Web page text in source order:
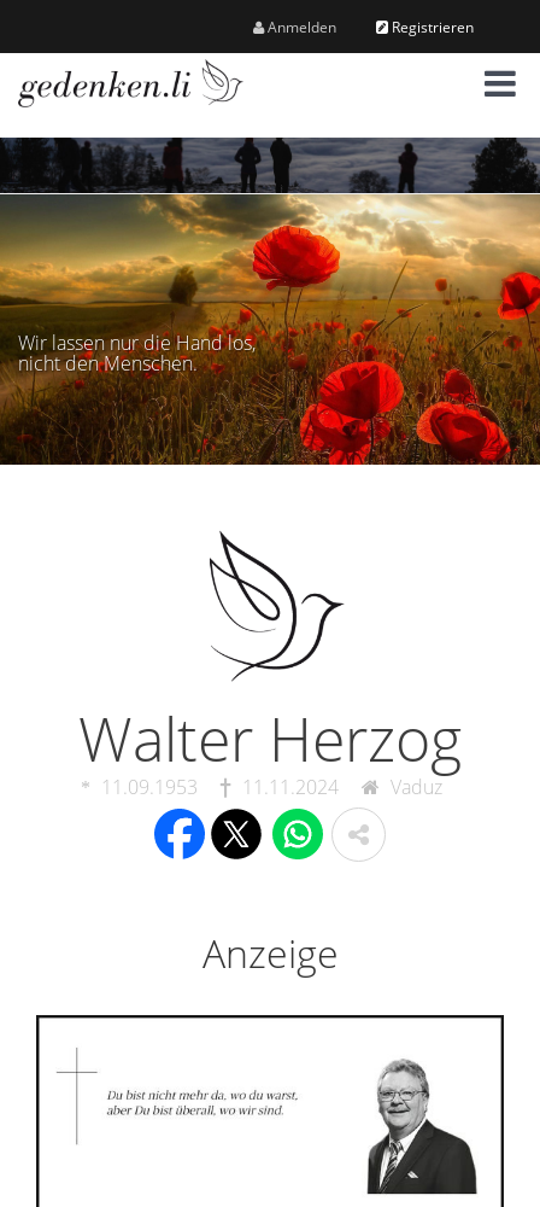
Anmelden Registrieren
M
e
n
ü
Wir lassen nur die Hand los,
nicht den Menschen.
Walter Herzog
11.09.1953 11.11.2024 Vaduz
Anzeige